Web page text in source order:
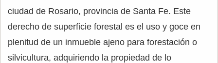
ciudad de Rosario, provincia de Santa Fe. Este
derecho de superficie forestal es el uso y goce en
plenitud de un inmueble ajeno para forestación o
silvicultura, adquiriendo la propiedad de lo